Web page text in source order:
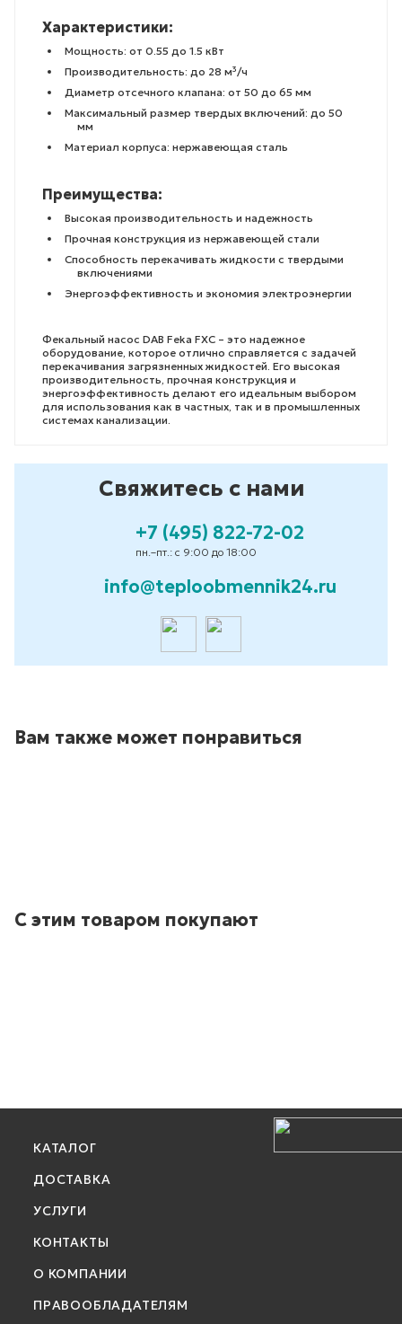
Характеристики:
Мощность: от 0.55 до 1.5 кВт
Производительность: до 28 м³/ч
Диаметр отсечного клапана: от 50 до 65 мм
Максимальный размер твердых включений: до 50
мм
Материал корпуса: нержавеющая сталь
Преимущества:
Высокая производительность и надежность
Прочная конструкция из нержавеющей стали
Способность перекачивать жидкости с твердыми
включениями
Энергоэффективность и экономия электроэнергии
Фекальный насос DAB Feka FXC – это надежное
оборудование, которое отлично справляется с задачей
перекачивания загрязненных жидкостей. Его высокая
производительность, прочная конструкция и
энергоэффективность делают его идеальным выбором
для использования как в частных, так и в промышленных
системах канализации.
Свяжитесь с нами
+7 (495) 822-72-02
пн.–пт.: с 9:00 до 18:00
info@teploobmennik24.ru
Вам также может понравиться
С этим товаром покупают
КАТАЛОГ
ДОСТАВКА
УСЛУГИ
КОНТАКТЫ
О КОМПАНИИ
ПРАВООБЛАДАТЕЛЯМ